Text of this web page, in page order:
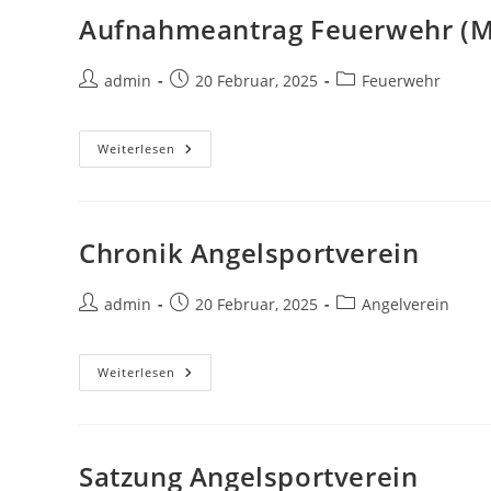
Aufnahmeantrag Feuerwehr
Beitrags-
admin
Beitrag20 Februar, 2025
Beitrags-
Feuerwehr
Weiterlesen Aufnahmeantrag
Feuerwehr
Chronik Angelsportverein
Beitrags-
admin
Beitrag20 Februar, 2025
Beitrags-
Angelverein
Weiterlesen Chronik
Angelsportverein
Satzung Angelsportverein